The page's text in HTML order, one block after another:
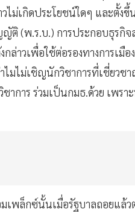
ไม่เกิดประโยชน์ใดๆ และตั้งขึ้
ญัติ (พ.ร.บ.) การประกอบธุรกิ
าวเพื่อใช้ต่อรองทางการเมือ
ไมไม่เชิญนักวิชาการที่เชี่ยว
าการ ร่วมเป็นกมธ.ด้วย เพร
เพล็กซ์นั้นเมื่อรัฐบาลถอยแล้